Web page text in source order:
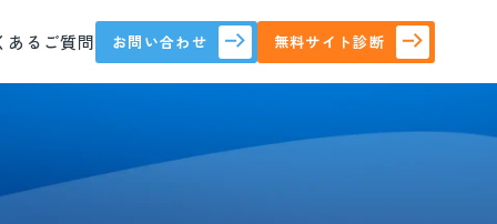
あるご質問 お問い合わせ 無料サイト診断